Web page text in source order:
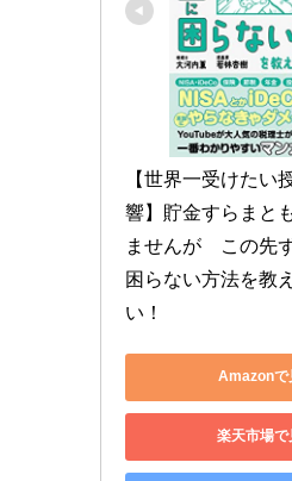
【世界一受けたい
響】貯金すらまと
ませんが　この先
困らない方法を教
い！
Amazonで
楽天市場で